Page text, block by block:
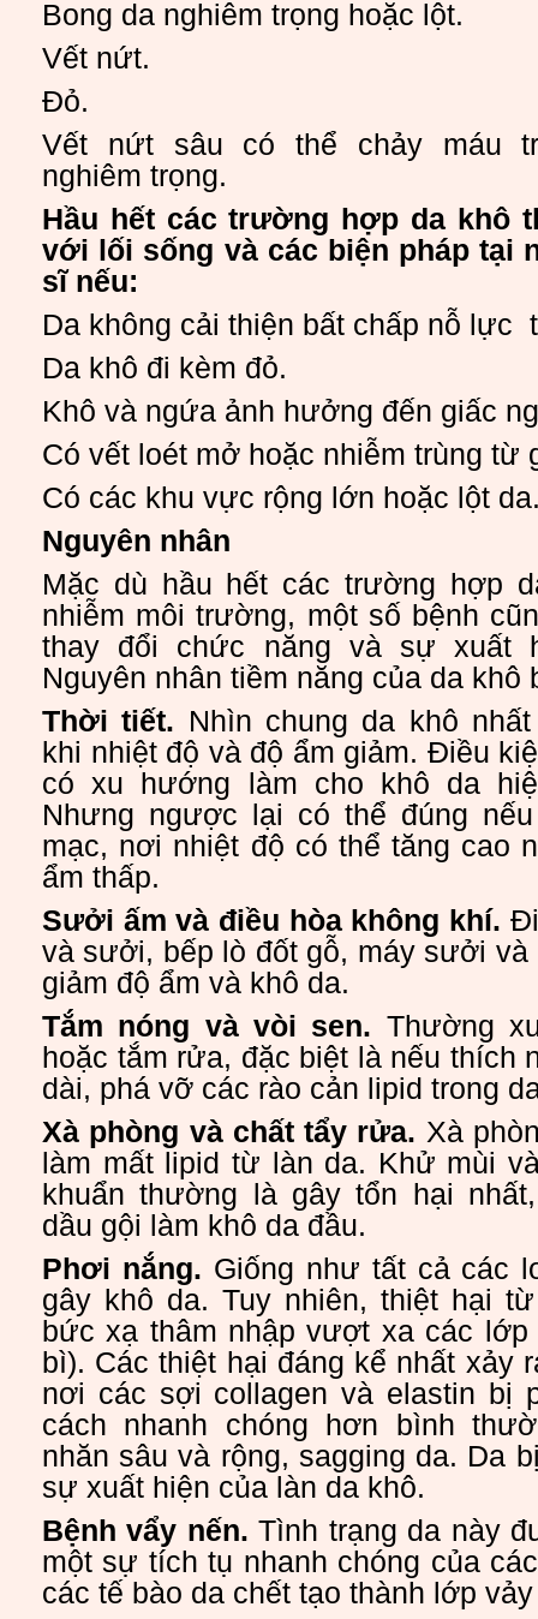
Bong da nghiêm trọng hoặc lột.
Vết nứt.
Đỏ.
Vết nứt sâu có thể chảy máu
nghiêm trọng.
Hầu hết các trường hợp da khô
với lối sống và các biện pháp tại
sĩ nếu:
Da không cải thiện bất chấp nỗ lực
Da khô đi kèm đỏ.
Khô và ngứa ảnh hưởng đến giấc
Có vết loét mở hoặc nhiễm trùng từ
Có các khu vực rộng lớn hoặc lột
Nguyên nhân
Mặc dù hầu hết các trường hợp
nhiễm môi trường, một số bệnh
thay đổi chức năng và sự xuất
Nguyên nhân tiềm năng của da khô
Thời tiết. Nhìn chung da khô
khi nhiệt độ và độ ẩm giảm. Điều
có xu hướng làm cho khô da
Nhưng ngược lại có thể đúng
mạc, nơi nhiệt độ có thể tăng cao
ẩm thấp.
Sưởi ấm và điều hòa không khí.
và sưởi, bếp lò đốt gỗ, máy sưởi
giảm độ ẩm và khô da.
Tắm nóng và vòi sen. Thường
hoặc tắm rửa, đặc biệt là nếu thích
dài, phá vỡ các rào cản lipid trong
Xà phòng và chất tẩy rửa. Xà
làm mất lipid từ làn da. Khử mùi
khuẩn thường là gây tổn hại
dầu gội làm khô da đầu.
Phơi nắng. Giống như tất cả các
gây khô da. Tuy nhiên, thiệt hại
bức xạ thâm nhập vượt xa các lớp
bì). Các thiệt hại đáng kể nhất xảy
nơi các sợi collagen và elastin bị
cách nhanh chóng hơn bình
nhăn sâu và rộng, sagging da. Da
sự xuất hiện của làn da khô.
Bệnh vẩy nến. Tình trạng da này
một sự tích tụ nhanh chóng của
các tế bào da chết tạo thành lớp vảy